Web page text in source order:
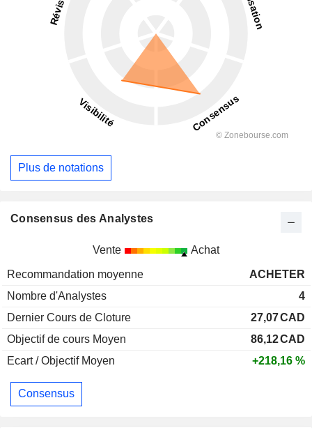
Plus de notations
Consensus des Analystes
Vente Achat
Recommandation moyenne
ACHETER
Nombre d'Analystes
4
Dernier Cours de Cloture
27,07CAD
Objectif de cours Moyen
86,12CAD
Ecart / Objectif Moyen
+218,16 %
Consensus